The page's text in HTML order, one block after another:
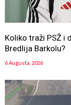
Koliko traži PSŽ i
Bredlija Barkolu?
6 Augusta, 2026